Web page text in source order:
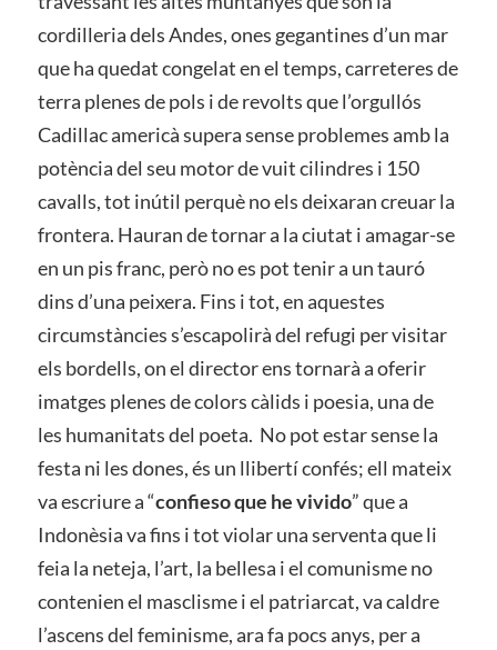
cordilleria dels Andes, ones gegantines d’un mar
que ha quedat congelat en el temps, carreteres de
terra plenes de pols i de revolts que l’orgullós
Cadillac americà supera sense problemes amb la
potència del seu motor de vuit cilindres i 150
cavalls, tot inútil perquè no els deixaran creuar la
frontera. Hauran de tornar a la ciutat i amagar-se
en un pis franc, però no es pot tenir a un tauró
dins d’una peixera. Fins i tot, en aquestes
circumstàncies s’escapolirà del refugi per visitar
els bordells, on el director ens tornarà a oferir
imatges plenes de colors càlids i poesia, una de
les humanitats del poeta. No pot estar sense la
festa ni les dones, és un llibertí confés; ell mateix
va escriure a “confieso que he vivido” que a
Indonèsia va fins i tot violar una serventa que li
feia la neteja, l’art, la bellesa i el comunisme no
contenien el masclisme i el patriarcat, va caldre
l’ascens del feminisme, ara fa pocs anys, per a